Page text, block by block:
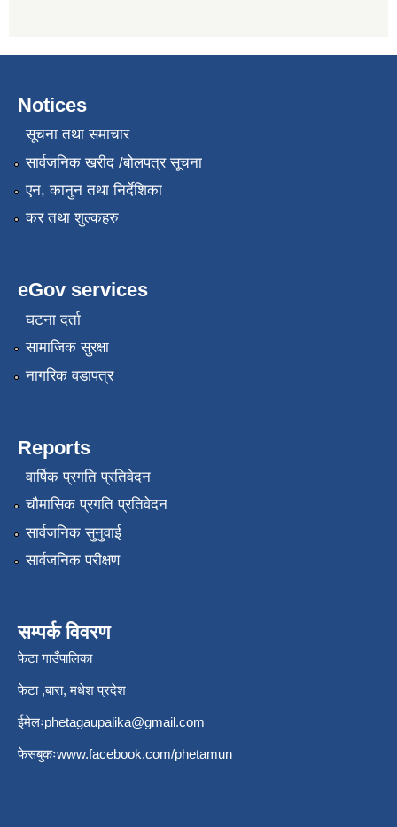
Notices
सूचना तथा समाचार
सार्वजनिक खरीद /बोलपत्र सूचना
एन, कानुन तथा निर्देशिका
कर तथा शुल्कहरु
eGov services
घटना दर्ता
सामाजिक सुरक्षा
नागरिक वडापत्र
Reports
वार्षिक प्रगति प्रतिवेदन
चौमासिक प्रगति प्रतिवेदन
सार्वजनिक सुनुवाई
सार्वजनिक परीक्षण
सम्पर्क विवरण
फेटा गाउँपालिका
फेटा ,बारा, मधेश प्रदेश
ईमेलःphetagaupalika@gmail.com
फेसबुकःwww.facebook.com/phetamun